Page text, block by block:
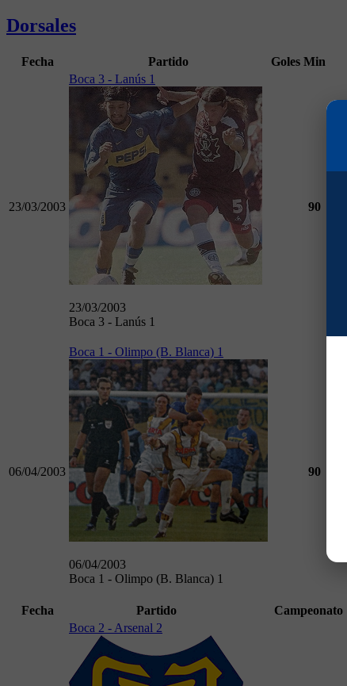
Dorsales
Fecha Partido Goles Min
23/03/2003
Boca 3 - Lanús 1
23/03/2003
Boca 3 - Lanús 1
90
06/04/2003
Boca 1 - Olimpo (B. Blanca) 1
06/04/2003
Boca 1 - Olimpo (B. Blanca) 1
90
Fecha Partido Campeonato
Boca 2 - Arsenal 2